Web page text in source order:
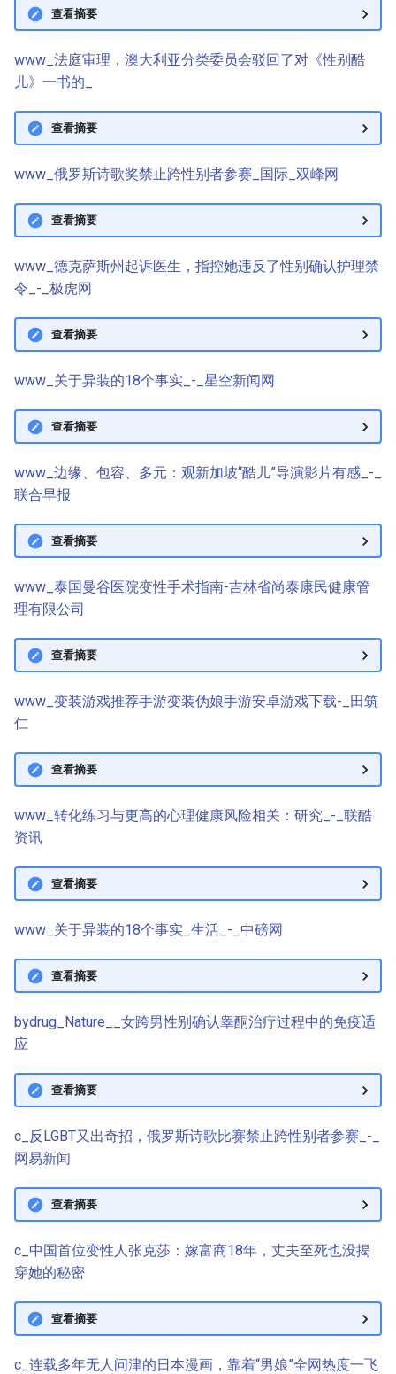
查看摘要
www_法庭审理，澳大利亚分类委员会驳回了对《性别酷
儿》一书的_
查看摘要
www_俄罗斯诗歌奖禁止跨性别者参赛_国际_双峰网
查看摘要
www_德克萨斯州起诉医生，指控她违反了性别确认护理禁
令_-_极虎网
查看摘要
www_关于异装的18个事实_-_星空新闻网
查看摘要
www_边缘、包容、多元：观新加坡“酷儿”导演影片有感_-_
联合早报
查看摘要
www_泰国曼谷医院变性手术指南-吉林省尚泰康民健康管
理有限公司
查看摘要
www_变装游戏推荐手游变装伪娘手游安卓游戏下载-_田筑
仁
查看摘要
www_转化练习与更高的心理健康风险相关：研究_-_联酷
资讯
查看摘要
www_关于异装的18个事实_生活_-_中磅网
查看摘要
bydrug_Nature__女跨男性别确认睾酮治疗过程中的免疫适
应
查看摘要
c_反LGBT又出奇招，俄罗斯诗歌比赛禁止跨性别者参赛_-_
网易新闻
查看摘要
c_中国首位变性人张克莎：嫁富商18年，丈夫至死也没揭
穿她的秘密
查看摘要
c_连载多年无人问津的日本漫画，靠着“男娘”全网热度一飞